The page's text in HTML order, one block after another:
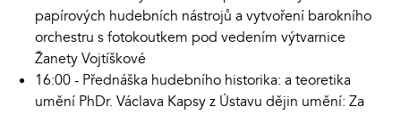
papírových hudebních nástrojů a vytvoření barokního
orchestru s fotokoutkem pod vedením výtvarnice
Žanety Vojtíškové
16:00 - Přednáška hudebního historika: a teoretika
umění PhDr. Václava Kapsy z Ústavu dějin umění: Za